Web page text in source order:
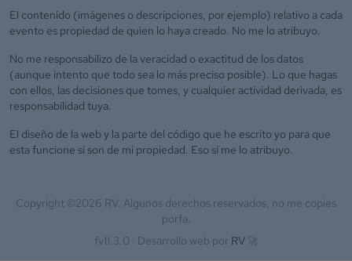
El contenido (imágenes o descripciones, por ejemplo) relativo a cada
evento es propiedad de quien lo haya creado. No me lo atribuyo.
No me responsabilizo de la veracidad o exactitud de los datos
(aunque intento que todo sea lo más preciso posible). Lo que hagas
con ellos, las decisiones que tomes, y cualquier actividad derivada, es
responsabilidad tuya.
El diseño de la web y la parte del código que he escrito yo para que
esta funcione sí son de mi propiedad. Eso sí me lo atribuyo.
Copyright ©2026 RV. Algunos derechos reservados, no me copies
porfa.
fv11.3.0 · Desarrollo web por RV 🚀